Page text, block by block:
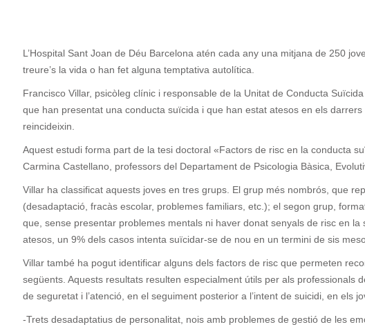
L’Hospital Sant Joan de Déu Barcelona atén cada any una mitjana de 250
treure’s la vida o han fet alguna temptativa autolítica.
Francisco Villar, psicòleg clínic i responsable de la Unitat de Conducta
que han presentat una conducta suïcida i que han estat atesos en els
reincideixin.
Aquest estudi forma part de la tesi doctoral «Factors de risc en la conducta
Carmina Castellano, professors del Departament de Psicologia Bàsica,
Villar ha classificat aquests joves en tres grups. El grup més nombrós, que
(desadaptació, fracàs escolar, problemes familiars, etc.); el segon grup,
que, sense presentar problemes mentals ni haver donat senyals de risc en
atesos, un 9% dels casos intenta suïcidar-se de nou en un termini de sis
Villar també ha pogut identificar alguns dels factors de risc que permeten
següents. Aquests resultats resulten especialment útils per als
de seguretat i l’atenció, en el seguiment posterior a l’intent de suicidi, en els
-Trets desadaptatius de personalitat, nois amb problemes de gestió de les